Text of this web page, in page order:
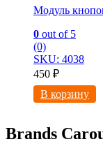
Модуль
0 out of 5
(0)
SKU: 4038
450 ₽
В корзину
Brands